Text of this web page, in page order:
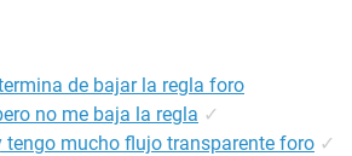
de bajar la regla foro
no me baja la regla ✓
tengo mucho flujo transparente foro ✓